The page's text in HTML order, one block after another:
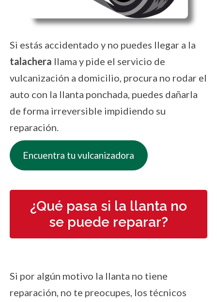
Si estás accidentado y no puedes llegar a la
talachera llama y pide el servicio de
vulcanización a domicilio, procura no rodar el
auto con la llanta ponchada, puedes dañarla
de forma irreversible impidiendo su
reparación.
Encuentra tu vulcanizadora
¿Qué pasa si la llanta no
se puede reparar?
Si por algún motivo la llanta no tiene
reparación, no te preocupes, los técnicos